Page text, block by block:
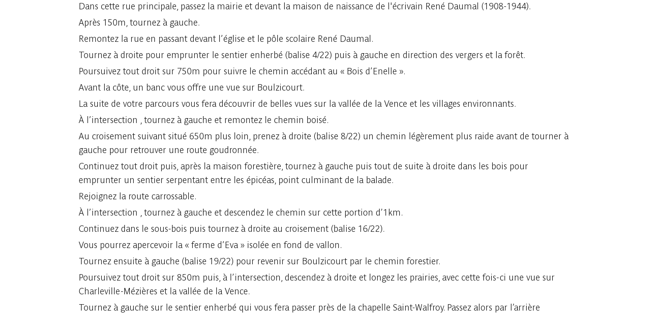
Dans cette rue principale, passez la mairie et devant la maison de naissance de l'écrivain René Daumal (1908-1944).
Après 150m, tournez à gauche.
Remontez la rue en passant devant l’église et le pôle scolaire René Daumal.
Tournez à droite pour emprunter le sentier enherbé (balise 4/22) puis à gauche en direction des vergers et la forêt.
Poursuivez tout droit sur 750m pour suivre le chemin accédant au « Bois d’Enelle ».
Avant la côte, un banc vous offre une vue sur Boulzicourt.
La suite de votre parcours vous fera découvrir de belles vues sur la vallée de la Vence et les villages environnants.
À l’intersection , tournez à gauche et remontez le chemin boisé.
Au croisement suivant situé 650m plus loin, prenez à droite (balise 8/22) un chemin légèrement plus raide avant de tourner à
gauche pour retrouver une route goudronnée.
Continuez tout droit puis, après la maison forestière, tournez à gauche puis tout de suite à droite dans les bois pour
emprunter un sentier serpentant entre les épicéas, point culminant de la balade.
Rejoignez la route carrossable.
À l’intersection , tournez à gauche et descendez le chemin sur cette portion d’1km.
Continuez dans le sous-bois puis tournez à droite au croisement (balise 16/22).
Vous pourrez apercevoir la « ferme d’Eva » isolée en fond de vallon.
Tournez ensuite à gauche (balise 19/22) pour revenir sur Boulzicourt par le chemin forestier.
Poursuivez tout droit sur 850m puis, à l’intersection, descendez à droite et longez les prairies, avec cette fois-ci une vue sur
Charleville-Mézières et la vallée de la Vence.
Tournez à gauche sur le sentier enherbé qui vous fera passer près de la chapelle Saint-Walfroy. Passez alors par l’arrière